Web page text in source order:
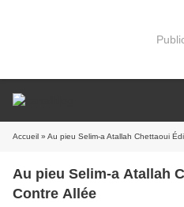
Accueil » Au pieu Selim-a Atallah Chettaoui
Au pieu Selim-a Atallah
Contre Allée